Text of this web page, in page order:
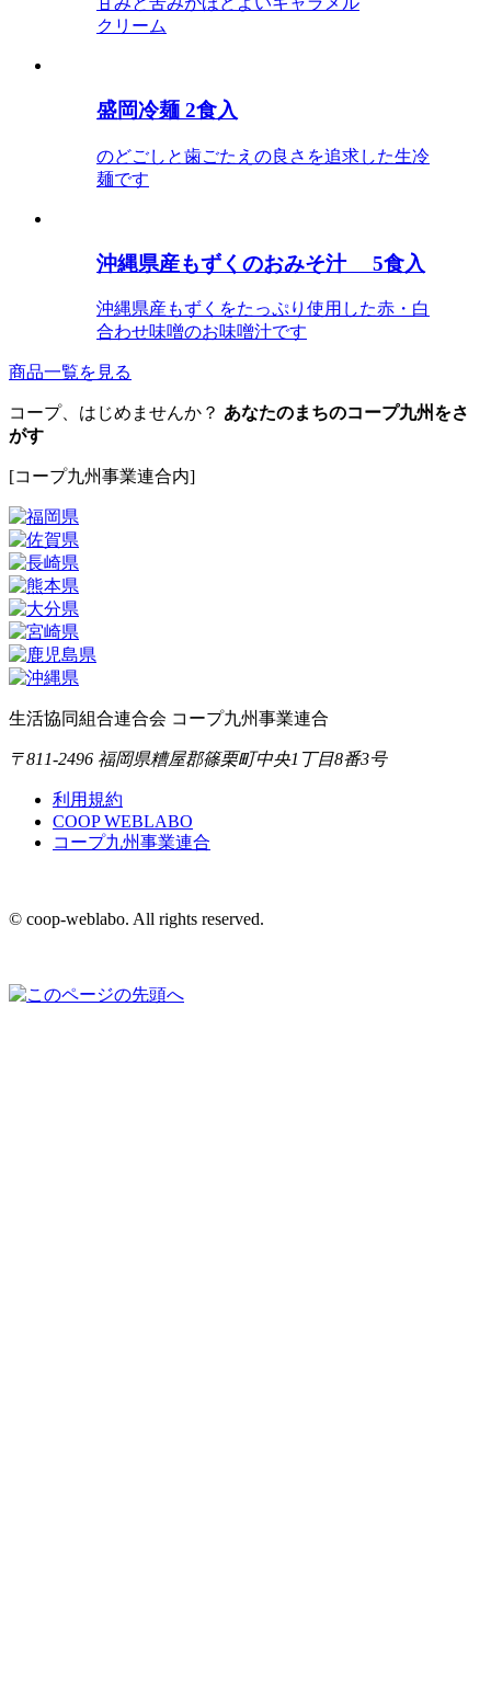
クリーム
盛岡冷麺 2食入
のどごしと歯ごたえの良さを追求した生冷
麺です
沖縄県産もずくのおみそ汁 5食入
沖縄県産もずくをたっぷり使用した赤・白
合わせ味噌のお味噌汁です
商品一覧を見る
コープ、はじめませんか？ あなたのまちのコープ九州をさ
がす
[コープ九州事業連合内]
生活協同組合連合会 コープ九州事業連合
〒811-2496 福岡県糟屋郡篠栗町中央1丁目8番3号
利用規約
COOP WEBLABO
コープ九州事業連合
© coop-weblabo. All rights reserved.